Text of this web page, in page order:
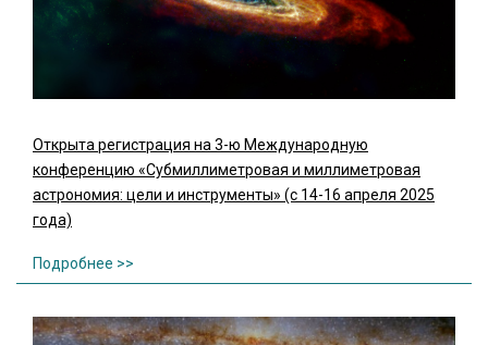
Открыта регистрация на 3-ю Международную
конференцию «Субмиллиметровая и миллиметровая
астрономия: цели и инструменты» (с 14-16 апреля 2025
года)